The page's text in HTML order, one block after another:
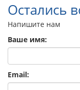
Остались
Напишите нам
Ваше имя:
Email: